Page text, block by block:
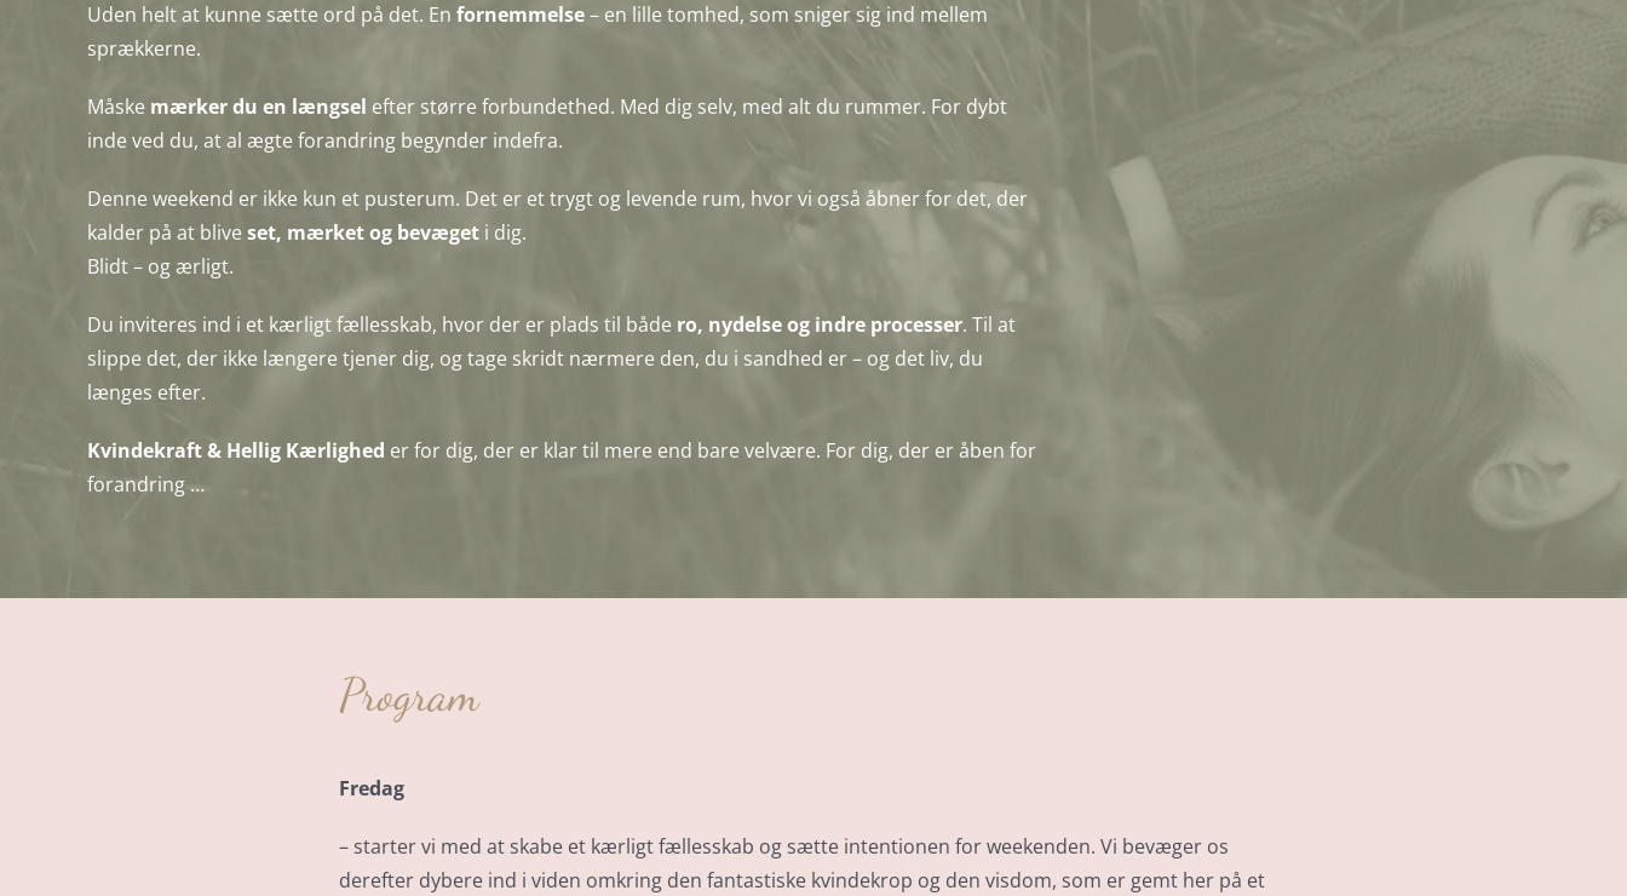
Uden helt at kunne sætte ord på det. En fornemmelse– en lille tomhed, som sniger sig ind mellem
sprækkerne.
Måske mærker du en længsel efter større forbundethed. Med dig selv, med alt du rummer. For dybt
inde ved du, at al ægte forandring begynder indefra.
Denne weekend er ikke kun et pusterum. Det er et trygt og levende rum, hvor vi også åbner for det, der
kalder på at blive set, mærket og bevægeti dig.
Blidt – og ærligt.
Du inviteres ind i et kærligt fællesskab, hvor der er plads til både ro, nydelse og indre processer. Til at
slippe det, der ikke længere tjener dig, og tage skridt nærmere den, du i sandhed er – og det liv, du
længes efter.
Kvindekraft & Hellig Kærlighed er for dig, der er klar til mere end bare velvære. For dig, der er åben for
forandring …
Program
Fredag
– starter vi med at skabe et kærligt fællesskab og sætte intentionen for weekenden. Vi bevæger os
derefter dybere ind i viden omkring den fantastiske kvindekrop og den visdom, som er gemt her på et